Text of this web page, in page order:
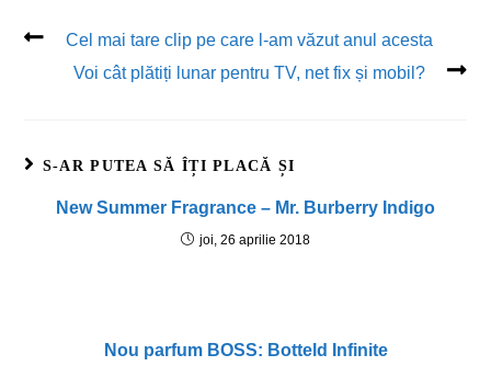
Cel mai tare clip pe care l-am văzut anul acesta
Voi cât plătiți lunar pentru TV, net fix și mobil?
S-AR PUTEA SĂ ÎȚI PLACĂ ȘI
New Summer Fragrance – Mr. Burberry Indigo
joi, 26 aprilie 2018
Nou parfum BOSS: Botteld Infinite